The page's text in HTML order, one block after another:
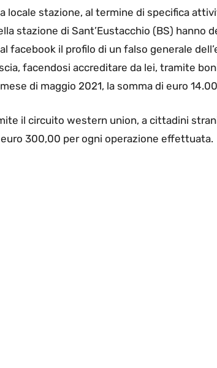
locale stazione, al termine di specifica
stazione di Sant’Eustacchio (BS) hanno
facebook il profilo di un falso generale
facendosi accreditare da lei, tramite
di maggio 2021, la somma di euro
il circuito western union, a cittadini
300,00 per ogni operazione effettuata.